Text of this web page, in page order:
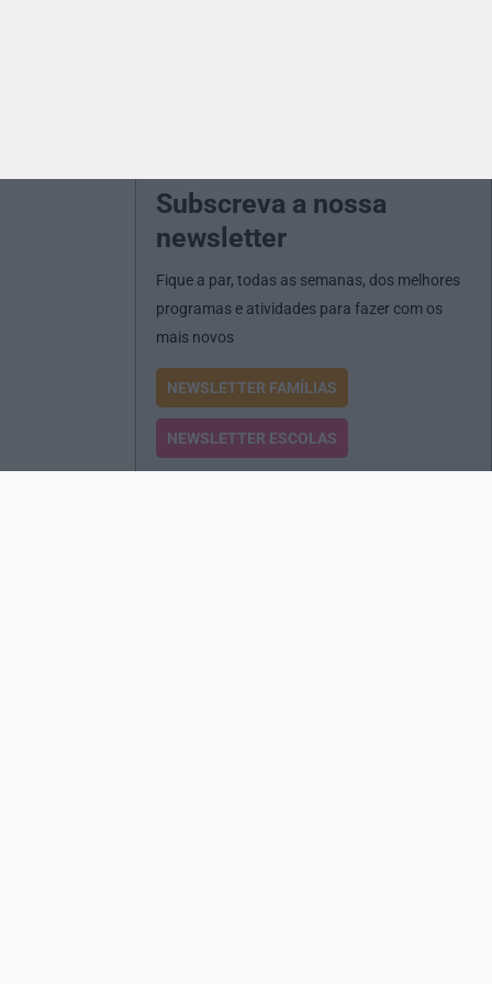
Subscreva a nossa
newsletter
Fique a par, todas as semanas, dos melhores
programas e atividades para fazer com os
mais novos
NEWSLETTER FAMÍLIAS
NEWSLETTER ESCOLAS